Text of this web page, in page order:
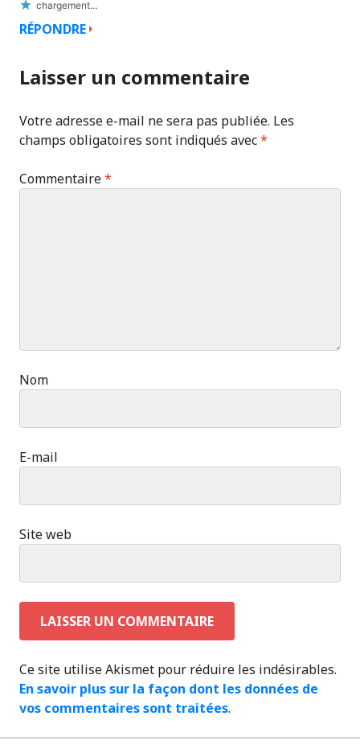
chargement…
RÉPONDRE
Laisser un commentaire
Votre adresse e-mail ne sera pas publiée. Les
champs obligatoires sont indiqués avec*
Commentaire*
Nom
E-mail
Site web
Ce site utilise Akismet pour réduire les indésirables.
En savoir plus sur la façon dont les données de
vos commentaires sont traitées.